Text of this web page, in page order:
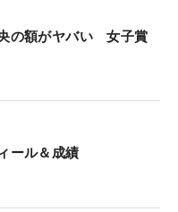
央の額がヤバい 女子賞
ール＆成績